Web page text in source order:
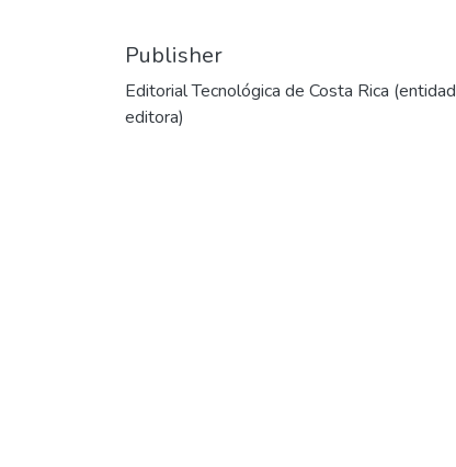
Publisher
Editorial Tecnológica de Costa Rica (entidad
editora)